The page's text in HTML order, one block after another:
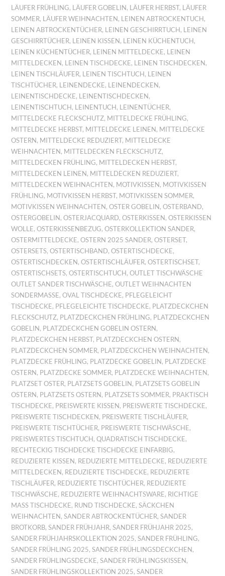
LÄUFER FRÜHLING, LÄUFER GOBELIN, LÄUFER HERBST, LÄUFER
SOMMER, LÄUFER WEIHNACHTEN, LEINEN ABTROCKENTUCH,
LEINEN ABTROCKENTÜCHER, LEINEN GESCHIRRTUCH, LEINEN
GESCHIRRTÜCHER, LEINEN KISSEN, LEINEN KÜCHENTUCH,
LEINEN KÜCHENTÜCHER, LEINEN MITTELDECKE, LEINEN
MITTELDECKEN, LEINEN TISCHDECKE, LEINEN TISCHDECKEN,
LEINEN TISCHLÄUFER, LEINEN TISCHTUCH, LEINEN
TISCHTÜCHER, LEINENDECKE, LEINENDECKEN,
LEINENTISCHDECKE, LEINENTISCHDECKEN,
LEINENTISCHTUCH, LEINENTUCH, LEINENTÜCHER,
MITTELDECKE FLECKSCHUTZ, MITTELDECKE FRÜHLING,
MITTELDECKE HERBST, MITTELDECKE LEINEN, MITTELDECKE
OSTERN, MITTELDECKE REDUZIERT, MITTELDECKE
WEIHNACHTEN, MITTELDECKEN FLECKSCHUTZ,
MITTELDECKEN FRÜHLING, MITTELDECKEN HERBST,
MITTELDECKEN LEINEN, MITTELDECKEN REDUZIERT,
MITTELDECKEN WEIHNACHTEN, MOTIVKISSEN, MOTIVKISSEN
FRÜHLING, MOTIVKISSEN HERBST, MOTIVKISSEN SOMMER,
MOTIVKISSEN WEIHNACHTEN,OSTER GOBELIN,OSTERBAND,
OSTERGOBELIN,OSTERJACQUARD,OSTERKISSEN,OSTERKISSEN
WOLLE,OSTERKISSENBEZUG,OSTERKOLLEKTION SANDER,
OSTERMITTELDECKE,OSTERN 2025 SANDER,OSTERSET,
OSTERSETS,OSTERTISCHBAND,OSTERTISCHDECKE,
OSTERTISCHDECKEN,OSTERTISCHLÄUFER,OSTERTISCHSET,
OSTERTISCHSETS,OSTERTISCHTUCH,OUTLET TISCHWÄSCHE
OUTLET SANDER TISCHWÄSCHE,OUTLET WEIHNACHTEN
SONDERMASSE ,OVAL TISCHDECKE, PFLEGELEICHT
TISCHDECKE, PFLEGELEICHTE TISCHDECKE, PLATZDECKCHEN
FLECKSCHUTZ, PLATZDECKCHEN FRÜHLING, PLATZDECKCHEN
GOBELIN, PLATZDECKCHEN GOBELIN OSTERN,
PLATZDECKCHEN HERBST, PLATZDECKCHEN OSTERN,
PLATZDECKCHEN SOMMER, PLATZDECKCHEN WEIHNACHTEN,
PLATZDECKE FRÜHLING, PLATZDECKE GOBELIN, PLATZDECKE
OSTERN, PLATZDECKE SOMMER, PLATZDECKE WEIHNACHTEN,
PLATZSET OSTER, PLATZSETS GOBELIN, PLATZSETS GOBELIN
OSTERN, PLATZSETS OSTERN, PLATZSETS SOMMER, PRAKTISCH
TISCHDECKE, PREISWERTE KISSEN, PREISWERTE TISCHDECKE,
PREISWERTE TISCHDECKEN, PREISWERTE TISCHLÄUFER,
PREISWERTE TISCHTÜCHER, PREISWERTE TISCHWÄSCHE,
PREISWERTES TISCHTUCH,QUADRATISCH TISCHDECKE,
RECHTECKIG TISCHDECKE TISCHDECKE EINFARBIG,
REDUZIERTE KISSEN, REDUZIERTE MITTELDECKE, REDUZIERTE
MITTELDECKEN, REDUZIERTE TISCHDECKE, REDUZIERTE
TISCHLÄUFER, REDUZIERTE TISCHTÜCHER, REDUZIERTE
TISCHWÄSCHE, REDUZIERTE WEIHNACHTSWARE, RICHTIGE
MASS TISCHDECKE
, RUND TISCHDECKE,SÄCKCHEN
WEIHNACHTEN,SANDER ABTROCKENTÜCHER,SANDER
BROTKORB,SANDER FRÜHJAHR,SANDER FRÜHJAHR 2025,
SANDER FRÜHJAHRSKOLLEKTION 2025,SANDER FRÜHLING,
SANDER FRÜHLING 2025,SANDER FRÜHLINGSDECKCHEN,
SANDER FRÜHLINGSDECKE,SANDER FRÜHLINGSKISSEN,
SANDER FRÜHLINGSKOLLEKTION 2025,SANDER